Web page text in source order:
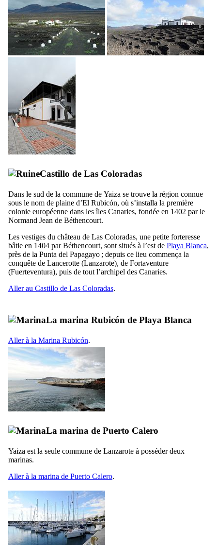
Castillo de Las Coloradas
Dans le sud de la commune de Yaiza se trouve la région connue
sous le nom de plaine d’El Rubicón, où s’installa la première
colonie européenne dans les îles Canaries, fondée en 1402 par le
Normand Jean de Béthencourt.
Les vestiges du château de Las Coloradas, une petite forteresse
bâtie en 1404 parBéthencourt, sont situés à l’est de Playa Blanca,
près de la Punta del Papagayo ; depuis ce lieu commença la
conquête de Lancerotte (Lanzarote), de Fortaventure
(Fuerteventura), puis de tout l’archipel des Canaries.
Aller au Castillo de Las Coloradas.
La marina Rubicón de Playa Blanca
Aller à la Marina Rubicón.
La marina de Puerto Calero
Yaiza est la seule commune de Lanzarote à posséder deux
marinas.
Aller à la marina de Puerto Calero.